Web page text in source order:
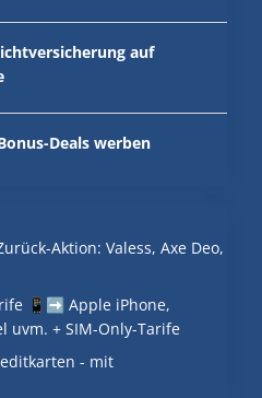
auf
Deals werben
Aktion: Valess, Axe Deo,
📱➡️ Apple iPhone,
uvm. + SIM-Only-Tarife
- mit